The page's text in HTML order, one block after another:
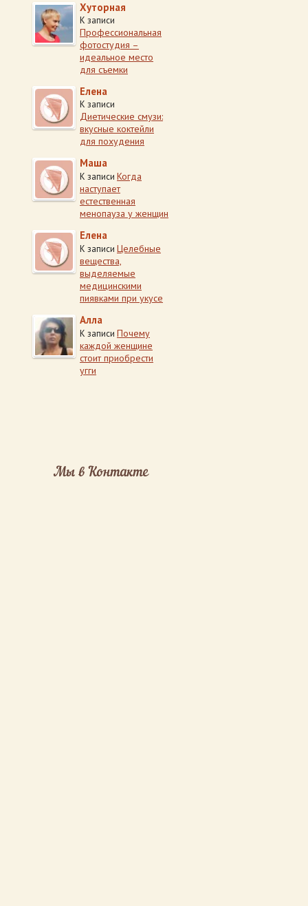
Хуторная
К записи
Профессиональная
фотостудия –
идеальное место
для съемки
Елена
К записи
Диетические смузи:
вкусные коктейли
для похудения
Маша
К записи Когда
наступает
естественная
менопауза у женщин
Елена
К записи Целебные
вещества,
выделяемые
медицинскими
пиявками при укусе
Алла
К записи Почему
каждой женщине
стоит приобрести
угги
Мы в Контакте